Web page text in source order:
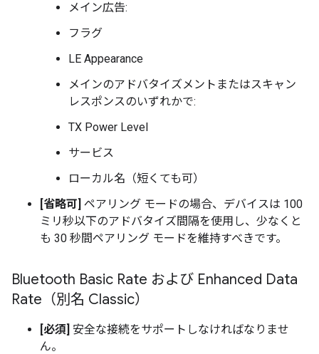
メイン広告:
フラグ
LE Appearance
メインのアドバタイズメントまたはスキャン
レスポンスのいずれかで:
TX Power Level
サービス
ローカル名（短くても可）
[省略可] ペアリング モードの場合、デバイスは 100
ミリ秒以下のアドバタイズ間隔を使用し、少なくと
も 30 秒間ペアリング モードを維持すべきです。
Bluetooth Basic Rate および Enhanced Data
Rate（別名 Classic）
[必須] 安全な接続をサポートしなければなりませ
ん。